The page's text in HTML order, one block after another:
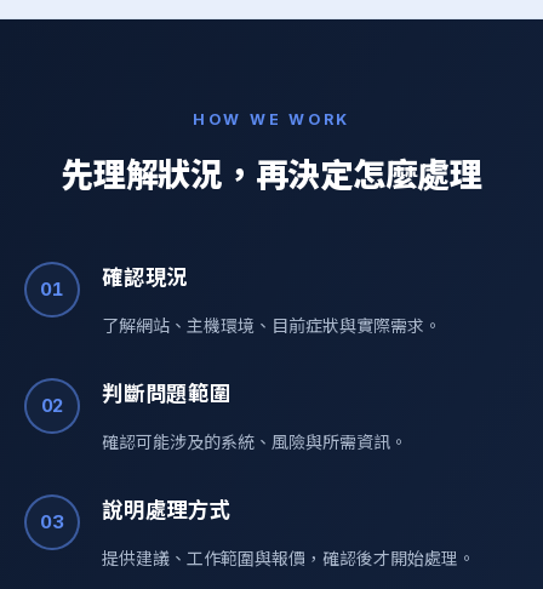
HOW WE WORK
先理解狀況，再決定怎麼處理
01 確認現況
了解網站、主機環境、目前症狀與實際需求。
02 判斷問題範圍
確認可能涉及的系統、風險與所需資訊。
03 說明處理方式
提供建議、工作範圍與報價，確認後才開始處理。